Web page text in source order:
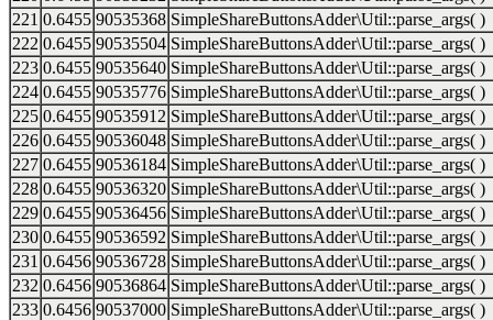
221 0.6455 90535368 SimpleShareButtonsAdder\Util::parse_args( )
222 0.6455 90535504 SimpleShareButtonsAdder\Util::parse_args( )
223 0.6455 90535640 SimpleShareButtonsAdder\Util::parse_args( )
224 0.6455 90535776 SimpleShareButtonsAdder\Util::parse_args( )
225 0.6455 90535912 SimpleShareButtonsAdder\Util::parse_args( )
226 0.6455 90536048 SimpleShareButtonsAdder\Util::parse_args( )
227 0.6455 90536184 SimpleShareButtonsAdder\Util::parse_args( )
228 0.6455 90536320 SimpleShareButtonsAdder\Util::parse_args( )
229 0.6455 90536456 SimpleShareButtonsAdder\Util::parse_args( )
230 0.6455 90536592 SimpleShareButtonsAdder\Util::parse_args( )
231 0.6456 90536728 SimpleShareButtonsAdder\Util::parse_args( )
232 0.6456 90536864 SimpleShareButtonsAdder\Util::parse_args( )
233 0.6456 90537000 SimpleShareButtonsAdder\Util::parse_args( )